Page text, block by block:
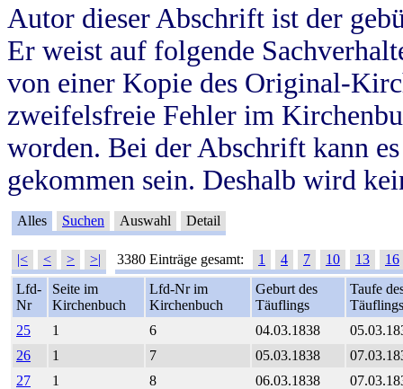
Autor dieser Abschrift ist der
Er weist auf folgende
von einer Kopie des Original-
zweifelsfreie Fehler im
worden. Bei der Abschrift kann
gekommen sein. Deshalb wird
Alles Suchen Auswahl Detail
|< < > >| 3380 Einträge gesamt: 1 4 7 10 13
16
Lfd-
Nr
Seite im
Kirchenbuch
Lfd-Nr im
Kirchenbuch
Geburt des
Täuflings
Taufe
Täuflings
25
1 6 04.03.1838
26
1 7 05.03.1838
27
1 8 06.03.1838